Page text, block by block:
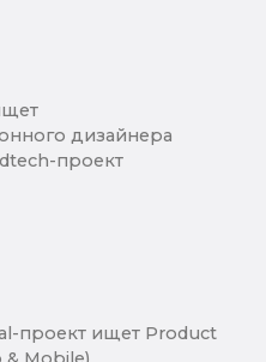
дизайнера
проект
проект ищет Product